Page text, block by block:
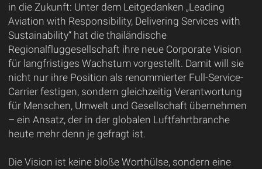
in die Zukunft: Unter dem Leitgedanken „Leading
Aviation with Responsibility, Delivering Services with
Sustainability“ hat die thailändische
Regionalfluggesellschaft ihre neue Corporate Vision
für langfristiges Wachstum vorgestellt. Damit will sie
nicht nur ihre Position als renommierter Full-Service-
Carrier festigen, sondern gleichzeitig Verantwortung
für Menschen, Umwelt und Gesellschaft übernehmen
– ein Ansatz, der in der globalen Luftfahrtbranche
heute mehr denn je gefragt ist.
Die Vision ist keine bloße Worthülse, sondern eine